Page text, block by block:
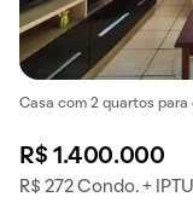
Casa com 2 quartos para
R$ 1.400.000
R$ 272 Condo. + IPTU